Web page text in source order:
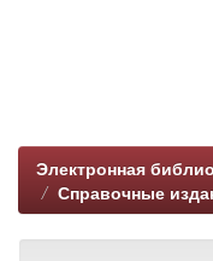
Электронная
Справочные